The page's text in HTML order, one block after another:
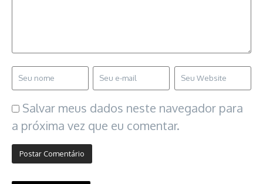
Salvar meus dados neste navegador para
a próxima vez que eu comentar.